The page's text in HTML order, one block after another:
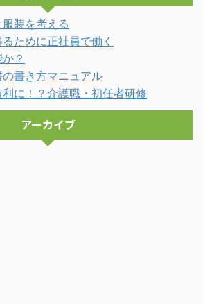
装を考える
ために正社員で働く
？
書き方マニュアル
に！？介護職・初任者研修
アーカイブ